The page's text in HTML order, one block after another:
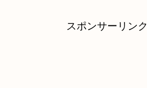
スポンサーリンク